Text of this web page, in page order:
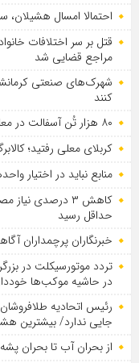
احتمالا امسال
قتل بر سر اختلافات
مراجع قضایی شد
شهرک‌های صنعتی
کنند
۸۰ هزار تُن آسفالت در معابر شهری کرمانشاه اجرا شد
کربلای معلی رفتید؛
منابع نباید در اختیار
کاهش ۳ درصدی
حداقل رسید
خبرنگاران پرچمداران
تردد موتورسیکلت در
در حاشیه موکب‌ها
رئیس اتحادیه
جایی ندارد/ بیشترین
از بحران آب تا بحران